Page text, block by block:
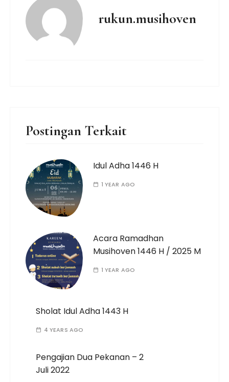
rukun.musihoven
Postingan Terkait
Idul Adha 1446 H
1 YEAR AGO
Acara Ramadhan
Musihoven 1446 H / 2025 M
1 YEAR AGO
Sholat Idul Adha 1443 H
4 YEARS AGO
Pengajian Dua Pekanan – 2
Juli 2022